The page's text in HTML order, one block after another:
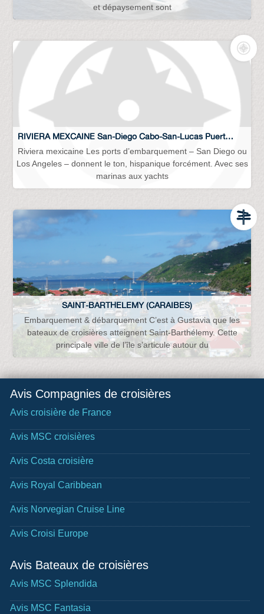
et dépaysement sont
RIVIERA MEXCAINE San-Diego Cabo-San-Lucas Puerto-Vallarta Acapulco Los-Angeles…
Riviera mexicaine Les ports d’embarquement – San Diego ou
Los Angeles – donnent le ton, hispanique forcément. Avec ses
marinas aux yachts
SAINT-BARTHELEMY (CARAIBES)
Embarquement & débarquement C’est à Gustavia que les
bateaux de croisières atteignent Saint-Barthélemy. Cette
principale ville de l’île s’articule autour du
Avis Compagnies de croisières
Avis croisière de France
Avis MSC croisières
Avis Costa croisière
Avis Royal Caribbean
Avis Norvegian Cruise Line
Avis Croisi Europe
Avis Bateaux de croisières
Avis MSC Splendida
Avis MSC Fantasia